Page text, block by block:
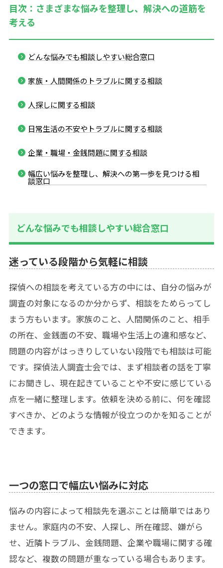
目次：さまざまな悩みを整理し、解決への道筋を
考える
どんな悩みでも相談しやすい総合窓口
家族・人間関係のトラブルに関する相談
人探しに関する相談
日常生活の不安やトラブルに関する相談
企業・職場・金銭問題に関する相談
幅広い悩みを整理し、解決への第一歩を見つける相
談窓口
どんな悩みでも相談しやすい総合窓口
迷っている段階から気軽に相談
探偵への相談を考えている方の中には、自分の悩みが
調査の対象になるのか分からず、相談をためらってし
まう方もいます。家族のこと、人間関係のこと、相手
の所在、金銭面の不安、職場や生活上の違和感など、
問題の内容がはっきりしていない段階でも相談は可能
です。探偵法人調査士会では、まず相談者の話を丁寧
にお聞きし、現在起きていることや不安に感じている
点を一緒に整理します。依頼を決める前に、何を確認
すべきか、どのような情報が役立つのかを知ることが
できます。
一つの窓口で幅広い悩みに対応
悩みの内容によって相談先を選ぶことは簡単ではあり
ません。家庭内の不安、人探し、所在確認、嫌がら
せ、近隣トラブル、金銭問題、企業や職場に関する確
認など、複数の問題が重なっている場合もあります。